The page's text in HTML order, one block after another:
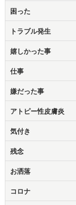
困った
トラブル発生
嬉しかった事
仕事
嫌だった事
アトピー性皮膚炎
気付き
残念
お洒落
コロナ